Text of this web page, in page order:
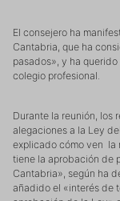
El consejero ha
Cantabria, que ha
pasados», y ha
colegio profesional.
Durante la reunión, los
alegaciones a la Ley
explicado cómo ven la
tiene la aprobación de
Cantabria», según ha
añadido el «interés de